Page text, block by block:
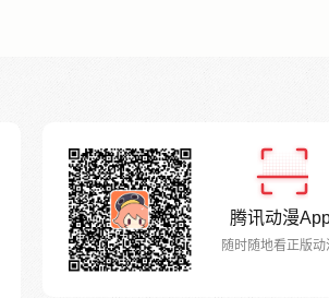
腾讯动漫
随时随地看正版动